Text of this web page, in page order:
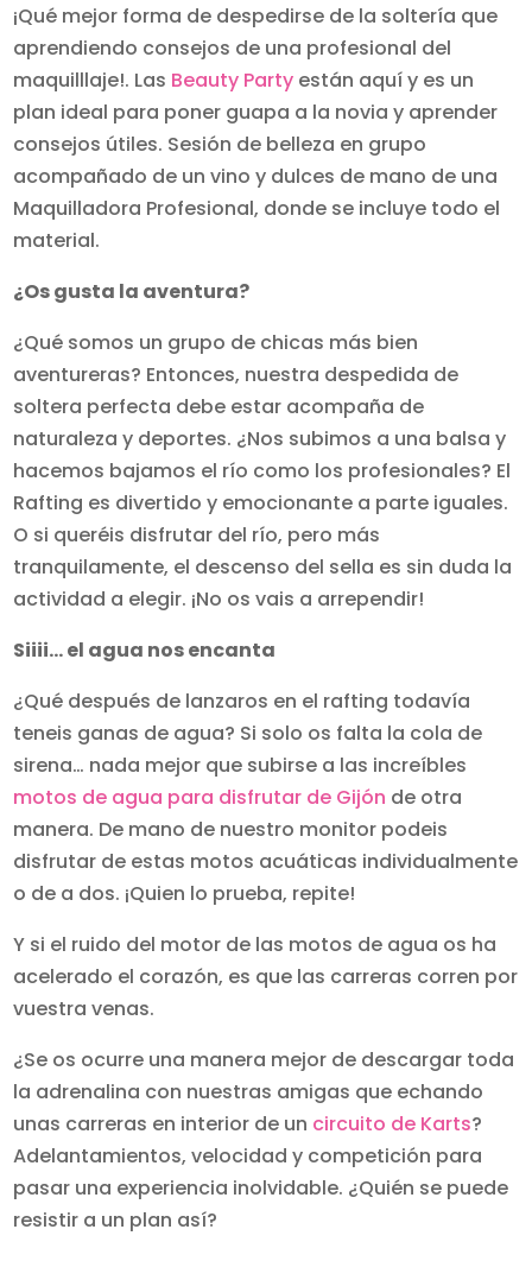
¡Qué mejor forma de despedirse de la soltería que
aprendiendo consejos de una profesional del
maquilllaje!. Las Beauty Party están aquí y es un
plan ideal para poner guapa a la novia y aprender
consejos útiles. Sesión de belleza en grupo
acompañado de un vino y dulces de mano de una
Maquilladora Profesional, donde se incluye todo el
material.
¿Os gusta la aventura?
¿Qué somos un grupo de chicas más bien
aventureras? Entonces, nuestra despedida de
soltera perfecta debe estar acompaña de
naturaleza y deportes. ¿Nos subimos a una balsa y
hacemos bajamos el río como los profesionales? El
Rafting es divertido y emocionante a parte iguales.
O si queréis disfrutar del río, pero más
tranquilamente, el descenso del sella es sin duda la
actividad a elegir. ¡No os vais a arrependir!
Siiii… el agua nos encanta
¿Qué después de lanzaros en el rafting todavía
teneis ganas de agua? Si solo os falta la cola de
sirena… nada mejor que subirse a las increíbles
motos de agua para disfrutar de Gijón de otra
manera. De mano de nuestro monitor podeis
disfrutar de estas motos acuáticas individualmente
o de a dos. ¡Quien lo prueba, repite!
Y si el ruido del motor de las motos de agua os ha
acelerado el corazón, es que las carreras corren por
vuestra venas.
¿Se os ocurre una manera mejor de descargar toda
la adrenalina con nuestras amigas que echando
unas carreras en interior de un circuito de Karts?
Adelantamientos, velocidad y competición para
pasar una experiencia inolvidable. ¿Quién se puede
resistir a un plan así?